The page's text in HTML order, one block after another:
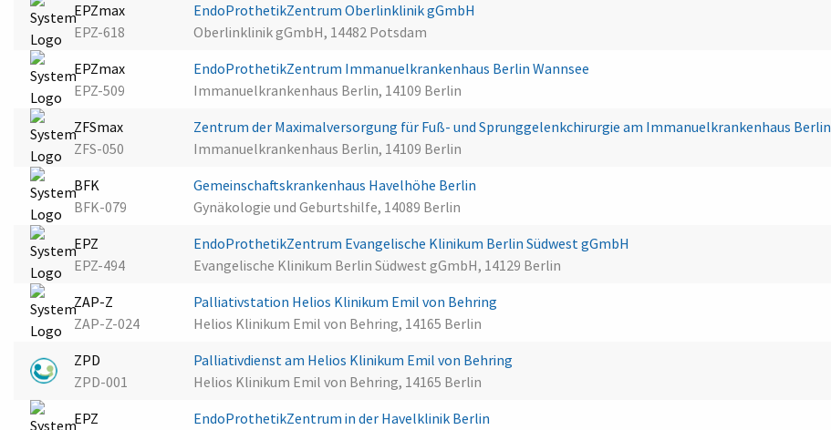
EPZmax
EPZ-618
EndoProthetikZentrum Oberlinklinik gGmbH
Oberlinklinik gGmbH, 14482 Potsdam
EPZmax
EPZ-509
EndoProthetikZentrum Immanuelkrankenhaus Berlin Wannsee
Immanuelkrankenhaus Berlin, 14109 Berlin
ZFSmax
ZFS-050
Zentrum der Maximalversorgung für Fuß- und Sprunggelenkchirurgie am Immanuelkrankenhaus Berlin
Immanuelkrankenhaus Berlin, 14109 Berlin
BFK
BFK-079
Gemeinschaftskrankenhaus Havelhöhe Berlin
Gynäkologie und Geburtshilfe, 14089 Berlin
EPZ
EPZ-494
EndoProthetikZentrum Evangelische Klinikum Berlin Südwest gGmbH
Evangelische Klinikum Berlin Südwest gGmbH, 14129 Berlin
ZAP-Z
ZAP-Z-024
Palliativstation Helios Klinikum Emil von Behring
Helios Klinikum Emil von Behring, 14165 Berlin
ZPD
ZPD-001
Palliativdienst am Helios Klinikum Emil von Behring
Helios Klinikum Emil von Behring, 14165 Berlin
EPZ
EndoProthetikZentrum in der Havelklinik Berlin